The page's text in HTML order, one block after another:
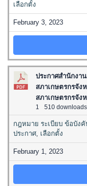
เลือกตั้ง
February 3, 2023
ประกาศสำนักงา
สภาเกษตรกรจัง
สภาเกษตรกรจัง
1 510 downloads
กฎหมาย ระเบียบ ข้อบังคั
ประกาศ, เลือกตั้ง
February 1, 2023